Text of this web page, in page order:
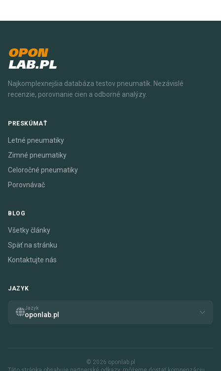
OPON
LAB.PL
Najkomplexnejšia databáza testov pneumatík. Nezávislé
recenzie, porovnanie cien a odborné analýzy.
PRESKÚMAŤ
Letné pneumatiky
Zimné pneumatiky
Celoročné pneumatiky
Porovnávač
BLOG
Všetky články
Späť na stránku
Kontaktujte nás
JAZYK
Jazyk
oponlab.pl
© 2026 oponlab.pl